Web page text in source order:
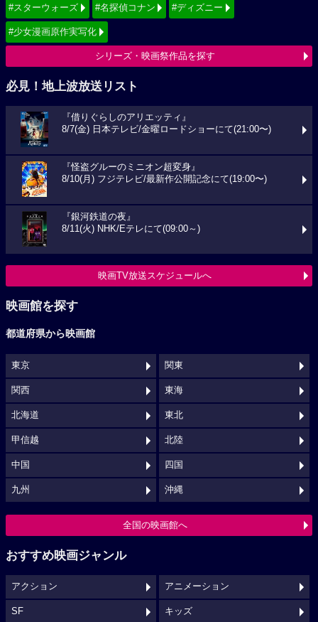
#スターウォーズ #名探偵コナン #ディズニー
#少女漫画原作実写化
シリーズ・映画祭作品を探す
必見！地上波放送リスト
『借りぐらしのアリエッティ』
8/7(金) 日本テレビ/金曜ロードショーにて(21:00〜)
『怪盗グルーのミニオン超変身』
8/10(月) フジテレビ/最新作公開記念にて(19:00〜)
『銀河鉄道の夜』
8/11(火) NHK/Eテレにて(09:00～)
映画TV放送スケジュールへ
映画館を探す
都道府県から映画館
東京 関東
関西 東海
北海道 東北
甲信越 北陸
中国 四国
九州 沖縄
全国の映画館へ
おすすめ映画ジャンル
アクション アニメーション
SF キッズ